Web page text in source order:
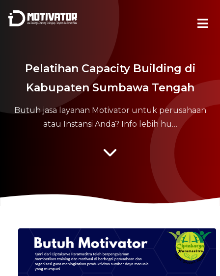
Pelatihan Capacity Building di
Kabupaten Sumbawa Tengah
Butuh jasa layanan Motivator untuk perusahaan
atau Instansi Anda? Info lebih hu…